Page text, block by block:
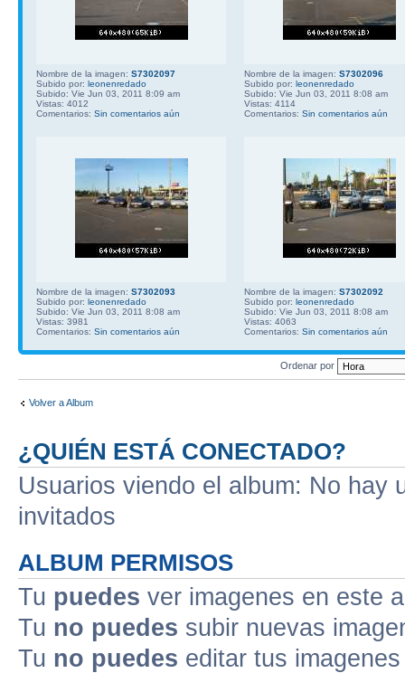
Nombre de la imagen: S7302097
Subido por: leonenredado
Subido: Vie Jun 03, 2011 8:09 am
Vistas: 4012
Comentarios: Sin comentarios aún
Nombre de la imagen: S7302096
Subido por: leonenredado
Subido: Vie Jun 03, 2011 8:08 am
Vistas: 4114
Comentarios: Sin comentarios aún
Nombre de la imagen: S7302093
Subido por: leonenredado
Subido: Vie Jun 03, 2011 8:08 am
Vistas: 3981
Comentarios: Sin comentarios aún
Nombre de la imagen: S7302092
Subido por: leonenredado
Subido: Vie Jun 03, 2011 8:08 am
Vistas: 4063
Comentarios: Sin comentarios aún
Ordenar por
Volver a Album
¿QUIÉN ESTÁ CONECTADO?
Usuarios viendo el album: No hay
invitados
ALBUM PERMISOS
Tu puedes ver imagenes en este
Tu no puedes subir nuevas
Tu no puedes editar tus